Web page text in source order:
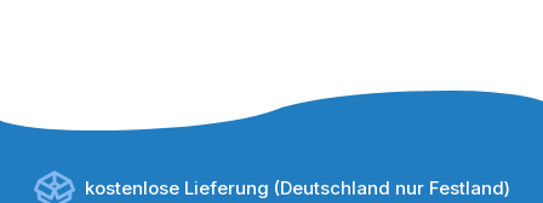
kostenlose Lieferung (Deutschland nur Festland)